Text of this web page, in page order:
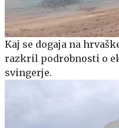
Kaj se dogaja na
razkril podrobnosti o
svingerje.